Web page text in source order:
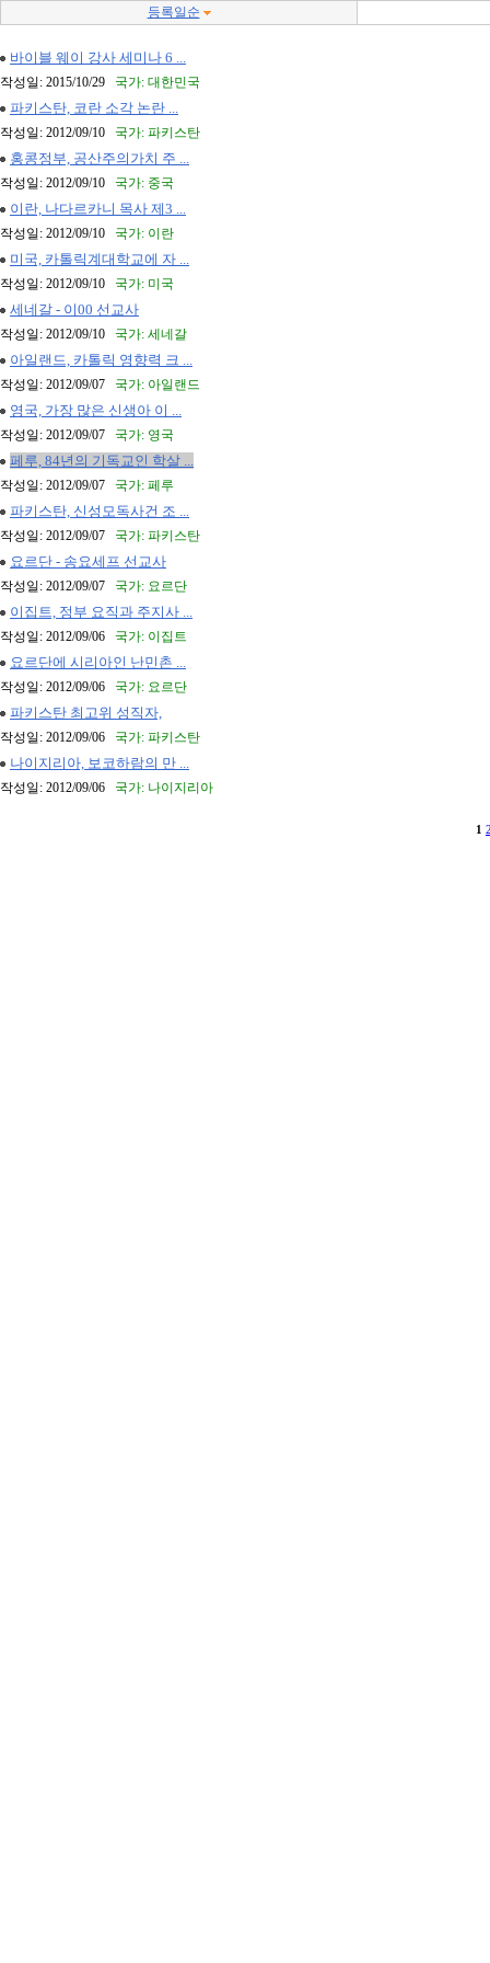
등록일순
바이블 웨이 강사 세미나 6 ...
작성일: 2015/10/29 국가: 대한민국
파키스탄, 코란 소각 논란 ...
작성일: 2012/09/10 국가: 파키스탄
홍콩정부, 공산주의가치 주 ...
작성일: 2012/09/10 국가: 중국
이란, 나다르카니 목사 제3 ...
작성일: 2012/09/10 국가: 이란
미국, 카톨릭계대학교에 자 ...
작성일: 2012/09/10 국가: 미국
세네갈 - 이00 선교사
작성일: 2012/09/10 국가: 세네갈
아일랜드, 카톨릭 영향력 크 ...
작성일: 2012/09/07 국가: 아일랜드
영국, 가장 많은 신생아 이 ...
작성일: 2012/09/07 국가: 영국
페루, 84년의 기독교인 학살 ...
작성일: 2012/09/07 국가: 페루
파키스탄, 신성모독사건 조 ...
작성일: 2012/09/07 국가: 파키스탄
요르단 - 송요세프 선교사
작성일: 2012/09/07 국가: 요르단
이집트, 정부 요직과 주지사 ...
작성일: 2012/09/06 국가: 이집트
요르단에 시리아인 난민촌 ...
작성일: 2012/09/06 국가: 요르단
파키스탄 최고위 성직자,
작성일: 2012/09/06 국가: 파키스탄
나이지리아, 보코하람의 만 ...
작성일: 2012/09/06 국가: 나이지리아
1